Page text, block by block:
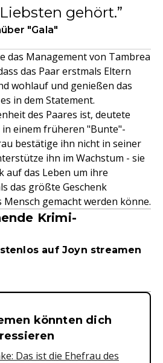
gehört.
"Gala"
das Management von Tambrea
das Paar erstmals Eltern
wohlauf und genießen das
in dem Statement.
des Paares ist, deutete
in einem früheren "Bunte"-
bestätige ihn nicht in seiner
ihn im Wachstum - sie
auf das Leben um ihre
das größte Geschenk
Mensch gemacht werden könne.
Krimi-
auf Joyn streamen
&
könnten dich
Das ist die Ehefrau des